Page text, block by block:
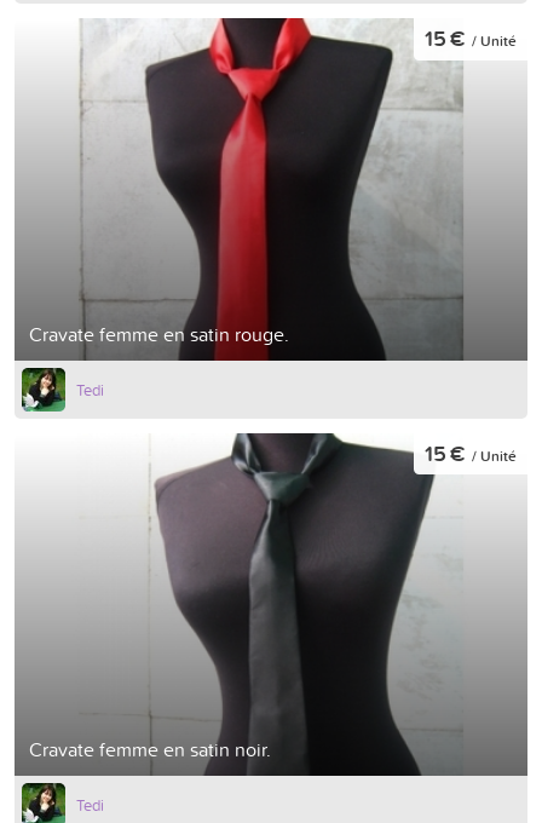
Cravate femme en satin rouge.
15 € / Unité
Tedi
Cravate femme en satin noir.
15 € / Unité
Tedi